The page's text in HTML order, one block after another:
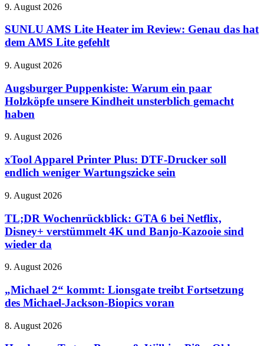
aus
Actioncam
plötzlich
richtige
wird
SUNLU
Lite
Heater
im
Genau
hat
dem
AMS
gefehlt
9. August 2026
SUNLU AMS Lite Heater im Review: Genau das hat
dem AMS Lite gefehlt
Augsburger
Warum
ein
paar
Holzköpfe
Kindheit
gemacht
haben
9. August 2026
Augsburger Puppenkiste: Warum ein paar
Holzköpfe unsere Kindheit unsterblich gemacht
haben
xTool
Printer
Plus:
DTF-
soll
weniger
Wartungszicke
sein
9. August 2026
xTool Apparel Printer Plus: DTF-Drucker soll
endlich weniger Wartungszicke sein
TL;DR
GTA
6
bei
Netflix,
verstümmelt
und
Banjo-
sind
wieder
da
9. August 2026
TL;DR Wochenrückblick: GTA 6 bei Netflix,
Disney+ verstümmelt 4K und Banjo-Kazooie sind
wieder da
„Michael
kommt:
Lionsgate
treibt
des
9. August 2026
„Michael 2“ kommt: Lionsgate treibt Fortsetzung
des Michael-Jackson-Biopics voran
Hardware-
8. August 2026